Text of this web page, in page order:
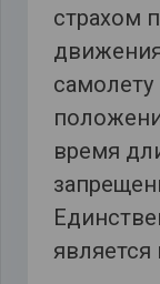
страхом
время